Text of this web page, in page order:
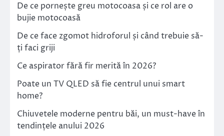
De ce pornește greu motocoasa și ce rol are o
bujie motocoasă
De ce face zgomot hidroforul și când trebuie să-
ți faci griji
Ce aspirator fără fir merită în 2026?
Poate un TV QLED să fie centrul unui smart
home?
Chiuvetele moderne pentru băi, un must-have în
tendințele anului 2026